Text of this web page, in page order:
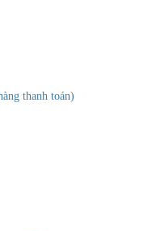
thanh toán)